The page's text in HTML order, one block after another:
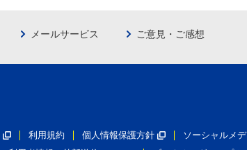
メールサービス ご意見・ご感想
利用規約 個人情報保護方針
ソーシャルメ